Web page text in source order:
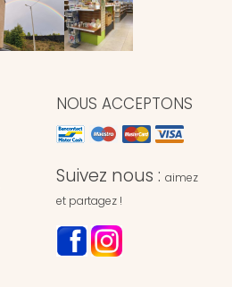
NOUS ACCEPTONS
Suivez nous : aimez
et partagez !